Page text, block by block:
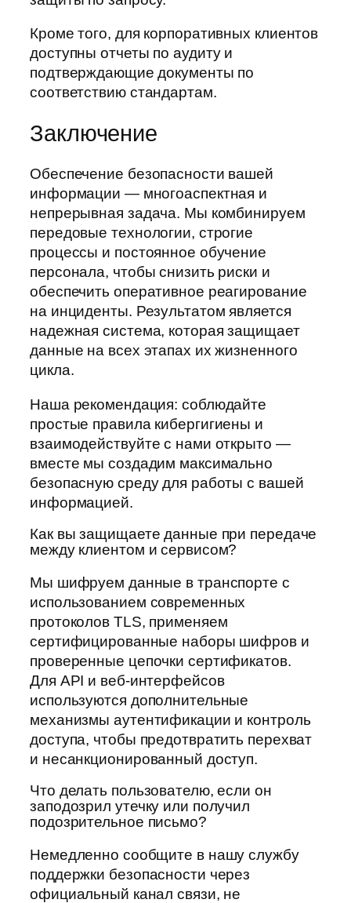
Кроме того, для корпоративных клиентов
доступны отчеты по аудиту и
подтверждающие документы по
соответствию стандартам.
Заключение
Обеспечение безопасности вашей
информации — многоаспектная и
непрерывная задача. Мы комбинируем
передовые технологии, строгие
процессы и постоянное обучение
персонала, чтобы снизить риски и
обеспечить оперативное реагирование
на инциденты. Результатом является
надежная система, которая защищает
данные на всех этапах их жизненного
цикла.
Наша рекомендация: соблюдайте
простые правила кибергигиены и
взаимодействуйте с нами открыто —
вместе мы создадим максимально
безопасную среду для работы с вашей
информацией.
Как вы защищаете данные при передаче
между клиентом и сервисом?
Мы шифруем данные в транспорте с
использованием современных
протоколов TLS, применяем
сертифицированные наборы шифров и
проверенные цепочки сертификатов.
Для API и веб-интерфейсов
используются дополнительные
механизмы аутентификации и контроль
доступа, чтобы предотвратить перехват
и несанкционированный доступ.
Что делать пользователю, если он
заподозрил утечку или получил
подозрительное письмо?
Немедленно сообщите в нашу службу
поддержки безопасности через
официальный канал связи, не